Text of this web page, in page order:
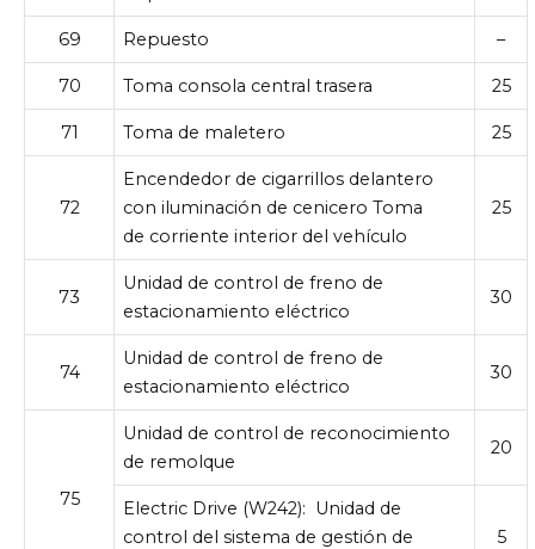
69 Repuesto –
70 Toma consola central trasera 25
71 Toma de maletero 25
72
Encendedor de cigarrillos delantero
con iluminación de cenicero Toma
de corriente interior del vehículo
25
73
Unidad de control de freno de
estacionamiento eléctrico
30
74
Unidad de control de freno de
estacionamiento eléctrico
30
75
Unidad de control de reconocimiento
de remolque
20
Electric Drive (W242): Unidad de
control del sistema de gestión de
5